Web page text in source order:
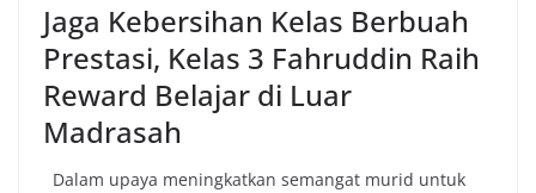
Jaga Kebersihan Kelas Berbuah
Prestasi, Kelas 3 Fahruddin Raih
Reward Belajar di Luar
Madrasah
Dalam upaya meningkatkan semangat murid untuk